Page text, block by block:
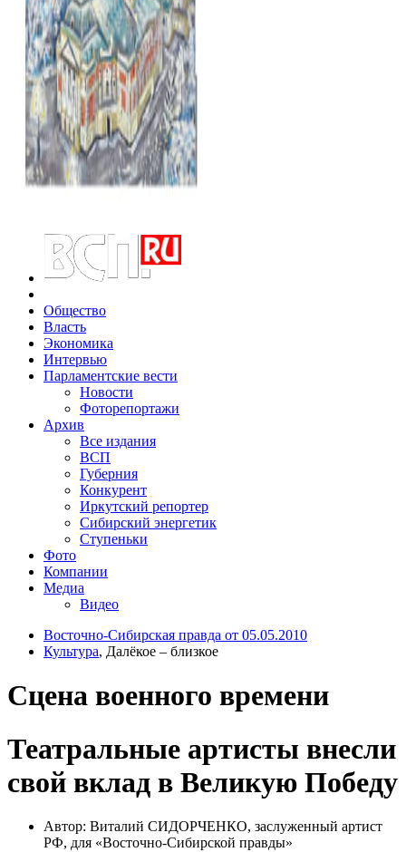
Общество
Власть
Экономика
Интервью
Парламентские вести
Новости
Фоторепортажи
Архив
Все издания
ВСП
Губерния
Конкурент
Иркутский репортер
Сибирский энергетик
Ступеньки
Фото
Компании
Медиа
Видео
Восточно-Сибирская правда от 05.05.2010
Культура, Далёкое – близкое
Сцена военного времени
Театральные артисты внесли
свой вклад в Великую Победу
Автор: Виталий СИДОРЧЕНКО, заслуженный артист
РФ, для «Восточно-Сибирской правды»